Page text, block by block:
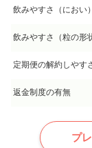
飲みやすさ（におい）
飲みやすさ（粒の形
定期便の解約しやす
返金制度の有無
プ